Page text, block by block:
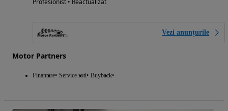
Vezi anunțurile
Motor Partners
Finantare Service roti Buyback